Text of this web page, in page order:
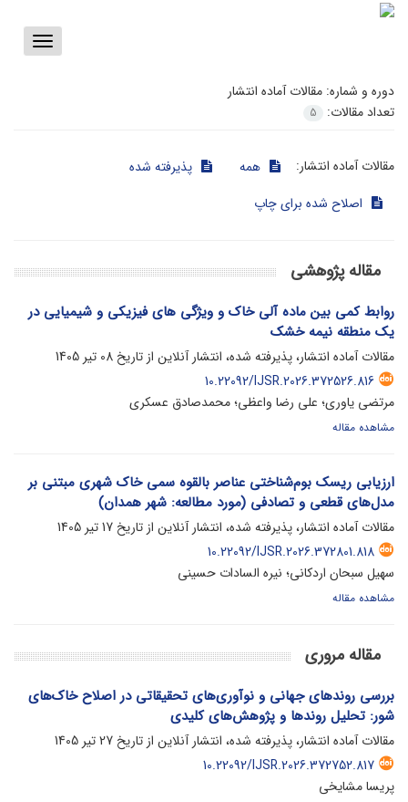
Toggle
دوره و شماره: مقالات آماده انتشار
تعداد مقالات:
5
مقالات آماده انتشار: همه
پذیرفته شده
اصلاح شده برای چاپ
مقاله پژوهشی
روابط کمی بین ماده آلی خاک و ویژگی‏ های فیزیکی و شیمیایی در
یک منطقه ‏نیمه‏ خشک
مقالات آماده انتشار، پذیرفته شده، انتشار آنلاین از تاریخ 08 تیر 1405
10.22092/IJSR.2026.372526.816
مرتضی یاوری؛ علی‏‏ رضا واعظی؛ محمدصادق عسکری
مشاهده مقاله
ارزیابی ریسک بوم‌شناختی عناصر بالقوه سمی خاک شهری مبتنی بر
مدل‌های قطعی و تصادفی (مورد مطالعه: شهر همدان)
مقالات آماده انتشار، پذیرفته شده، انتشار آنلاین از تاریخ 17 تیر 1405
10.22092/IJSR.2026.372801.818
سهیل سبحان اردکانی؛ نیره السادات حسینی
مشاهده مقاله
مقاله مروری
بررسی روندهای جهانی و نوآوری‌های تحقیقاتی در اصلاح خاک‌های
شور: تحلیل روندها و پژوهش‌های کلیدی
مقالات آماده انتشار، پذیرفته شده، انتشار آنلاین از تاریخ 27 تیر 1405
10.22092/IJSR.2026.372752.817
پریسا مشایخی